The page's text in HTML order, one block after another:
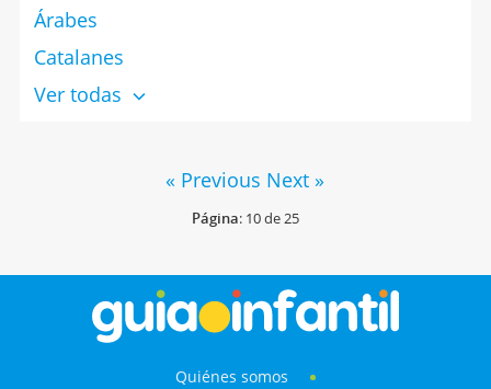
Árabes
Catalanes
Ver todas
« Previous Next »
Página: 10 de 25
Quiénes somos